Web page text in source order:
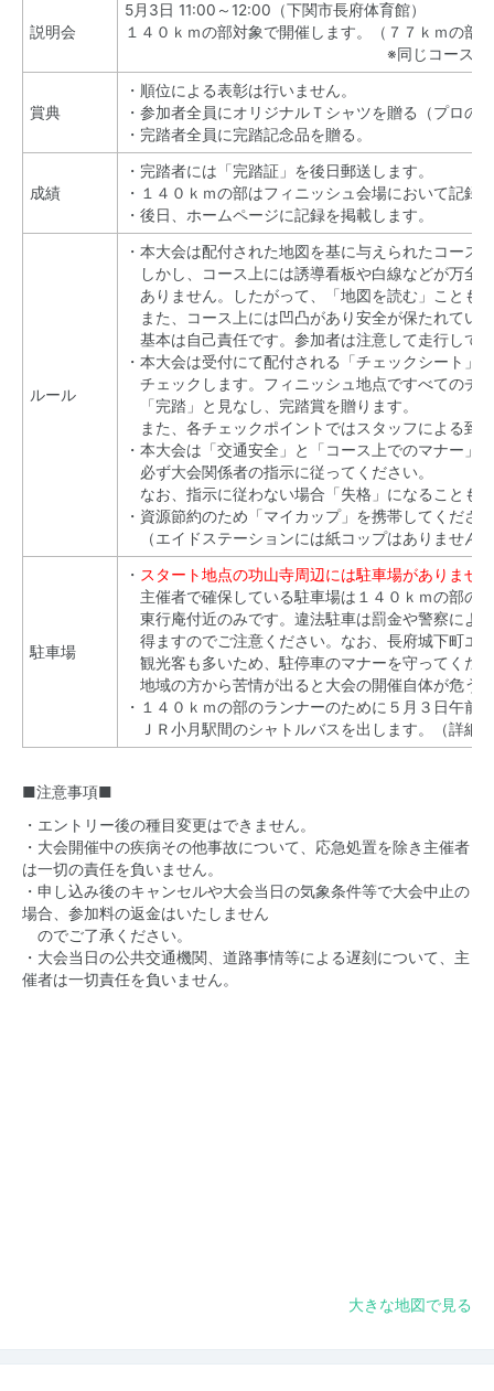
説明会
5月3日 11:00～12:00 （下関市長府体育館）
１４０ｋｍの部対象で開催します。（７７ｋｍの部
※同じコースを通り
賞典
・順位による表彰は行いません。
・参加者全員にオリジナルＴシャツを贈る（プロの
・完踏者全員に完踏記念品を贈る。
成績
・完踏者には「完踏証」を後日郵送します。
・１４０ｋｍの部はフィニッシュ会場において記録
・後日、ホームページに記録を掲載します。
ルール
・本大会は配付された地図を基に与えられたコース
しかし、コース上には誘導看板や白線などが万全
ありません。したがって、「地図を読む」ことも
また、コース上には凹凸があり安全が保たれてい
基本は自己責任です。参加者は注意して走行して
・本大会は受付にて配付される「チェックシート」
チェックします。フィニッシュ地点ですべてのチ
「完踏」と見なし、完踏賞を贈ります。
また、各チェックポイントではスタッフによる到
・本大会は「交通安全」と「コース上でのマナー」
必ず大会関係者の指示に従ってください。
なお、指示に従わない場合「失格」になることも
・資源節約のため「マイカップ」を携帯してくださ
（エイドステーションには紙コップはありません）
駐車場
・ スタート地点の功山寺周辺には駐車場がありません
主催者で確保している駐車場は１４０ｋｍの部の
東行庵付近のみです。違法駐車は罰金や警察によ
得ますのでご注意ください。なお、長府城下町エ
観光客も多いため、駐停車のマナーを守ってくだ
地域の方から苦情が出ると大会の開催自体が危う
・１４０ｋｍの部のランナーのために５月３日午前
ＪＲ小月駅間のシャトルバスを出します。（詳細
■注意事項■
・エントリー後の種目変更はできません。
・大会開催中の疾病その他事故について、応急処置を除き主催者
は一切の責任を負いません。
・申し込み後のキャンセルや大会当日の気象条件等で大会中止の
場合、参加料の返金はいたしません
のでご了承ください。
・大会当日の公共交通機関、道路事情等による遅刻について、主
催者は一切責任を負いません。
大きな地図で見る